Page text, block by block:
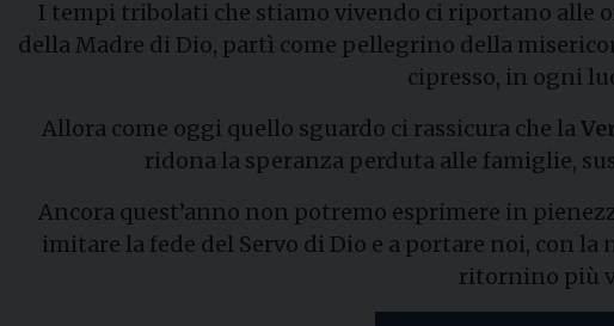
I tempi tribolati che stiamo vivendo ci riportano alle
della Madre di Dio, partì come pellegrino della
cipresso, in ogni
Allora come oggi quello sguardo ci rassicura che la
ridona la speranza perduta alle famiglie,
Ancora quest’anno non potremo esprimere in
imitare la fede del Servo di Dio e a portare noi, con
ritornino più